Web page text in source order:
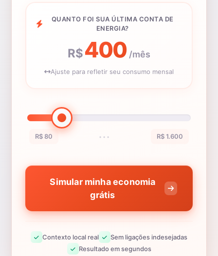
QUANTO FOI SUA ÚLTIMA CONTA DE
ENERGIA?
R$400 /mês
Ajuste para refletir seu consumo mensal
R$ 80 ••• R$ 1.600
Simular minha economia
grátis
Contexto local real
Sem ligações indesejadas
Resultado em segundos